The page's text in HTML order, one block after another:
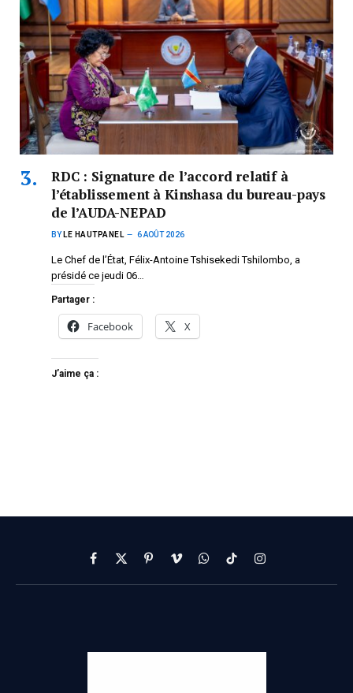
RDC : Signature de l’accord relatif à
l’établissement à Kinshasa du bureau-pays
de l’AUDA-NEPAD
BY LE HAUTPANEL 6 AOÛT 2026
Le Chef de l’État, Félix-Antoine Tshisekedi Tshilombo, a
présidé ce jeudi 06…
Partager :
Facebook X
J’aime ça :
Facebook
X
(Twitter)
PinterestVimeoWhatsApp
TikTokInstagram